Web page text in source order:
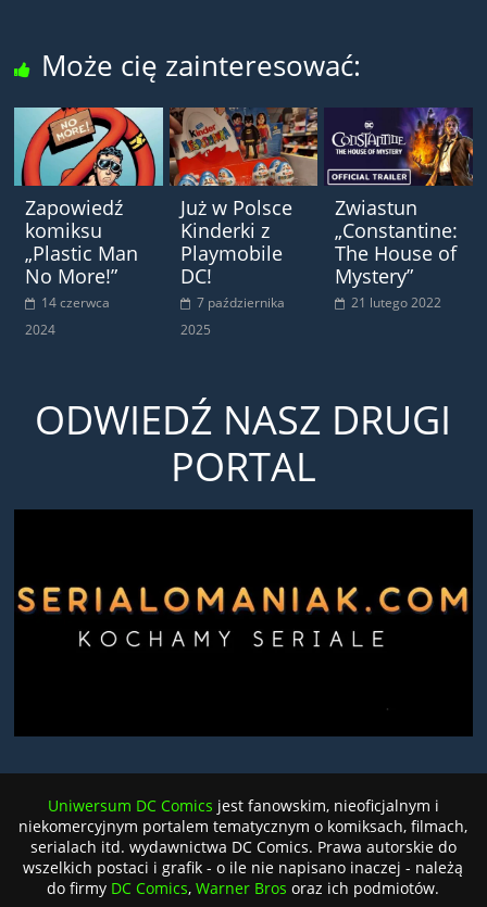
Może cię zainteresować:
Zapowiedź
komiksu
„Plastic Man
No More!”
14 czerwca
2024
Już w Polsce
Kinderki z
Playmobile
DC!
7 października
2025
Zwiastun
„Constantine:
The House of
Mystery”
21 lutego 2022
ODWIEDŹ NASZ DRUGI
PORTAL
Uniwersum DC Comics jest fanowskim, nieoficjalnym i
niekomercyjnym portalem tematycznym o komiksach, filmach,
serialach itd. wydawnictwa DC Comics. Prawa autorskie do
wszelkich postaci i grafik - o ile nie napisano inaczej - należą
do firmy DC Comics,Warner Bros oraz ich podmiotów.